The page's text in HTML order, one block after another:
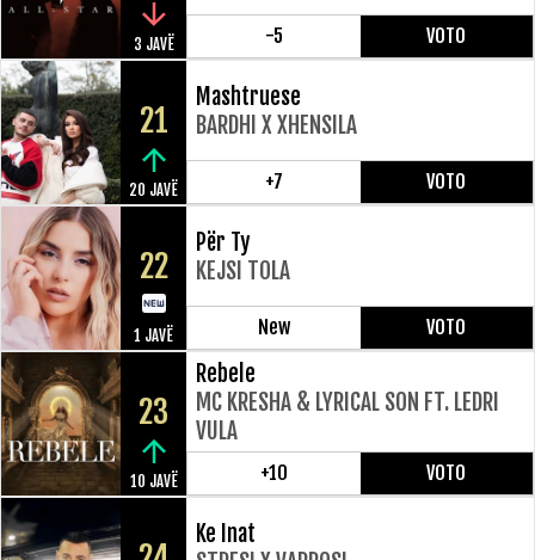
3 JAVË -5 VOTO
21
20 JAVË
Mashtruese
BARDHI X XHENSILA
+7 VOTO
22
1 JAVË
Për Ty
KEJSI TOLA
New VOTO
23
10 JAVË
Rebele
MC KRESHA & LYRICAL SON FT. LEDRI
VULA
+10 VOTO
Ke Inat